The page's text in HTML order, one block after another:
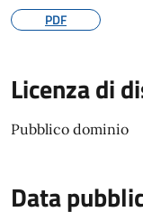
PDF
Licenza di
Pubblico dominio
Data